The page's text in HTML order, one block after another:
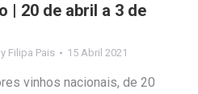
| 20 de abril a 3 de
Filipa Pais 15 Abril 2021
vinhos nacionais, de 20